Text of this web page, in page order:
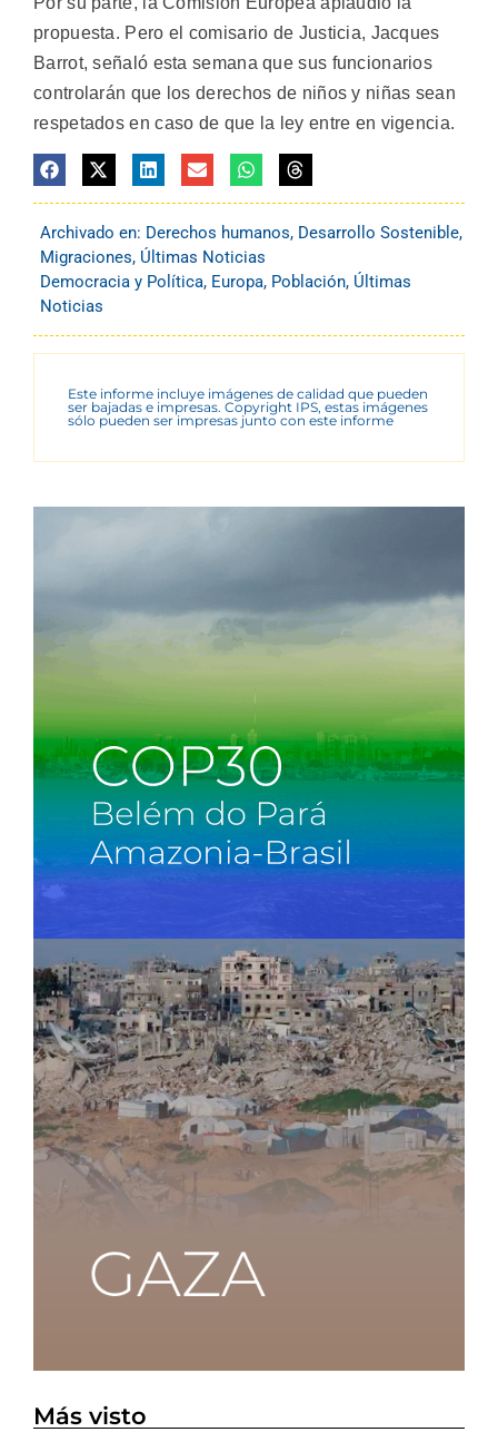
propuesta. Pero el comisario de Justicia, Jacques
Barrot, señaló esta semana que sus funcionarios
controlarán que los derechos de niños y niñas sean
respetados en caso de que la ley entre en vigencia.
Archivado en: Derechos humanos, Desarrollo Sostenible,
Migraciones, Últimas Noticias
Democracia y Política, Europa, Población, Últimas
Noticias
Este informe incluye imágenes de calidad que pueden
ser bajadas e impresas. Copyright IPS, estas imágenes
sólo pueden ser impresas junto con este informe
Más visto